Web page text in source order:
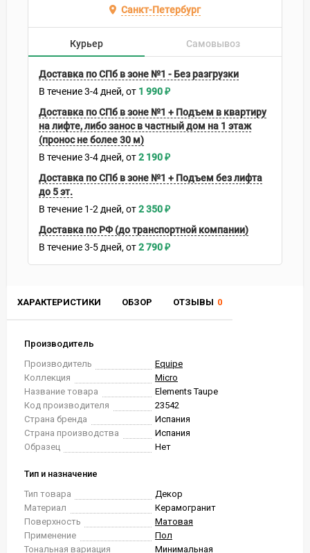
ХАРАКТЕРИСТИКИ ОБЗОР ОТЗЫВЫ 0
Производитель
Производитель
Equipe
Коллекция
Micro
Название товара
Elements Taupe
Код производителя
23542
Страна бренда
Испания
Страна производства
Испания
Образец
Нет
Тип и назначение
Тип товара
Декор
Материал
Керамогранит
Поверхность
Матовая
Применение
Пол
Тональная вариация
Минимальная
Санкт-Петербург
Курьер Самовывоз
Доставка по СПб в зоне №1 - Без разгрузки
В течение3-4 дней 1 990₽
Доставка по СПб в зоне №1 + Подъем в квартиру
на лифте, либо занос в частный дом на 1 этаж
(пронос не более 30 м)
В течение3-4 дней 2 190₽
Доставка по СПб в зоне №1 + Подъем без лифта
до 5 эт.
В течение 1-2 дней 2 350₽
Доставка по РФ (до транспортной компании)
В течение3-5 дней 2 790₽